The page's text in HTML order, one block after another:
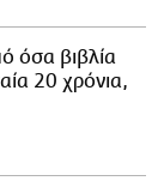
όσα βιβλία
20 χρόνια,